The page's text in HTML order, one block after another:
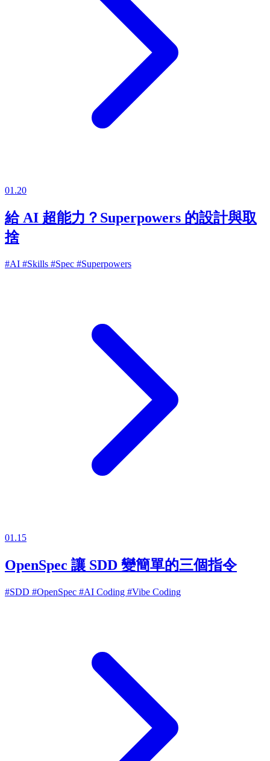
01.20
給 AI 超能力？Superpowers 的設計與取
捨
#AI #Skills #Spec #Superpowers
01.15
OpenSpec 讓 SDD 變簡單的三個指令
#SDD #OpenSpec #AI Coding #Vibe Coding